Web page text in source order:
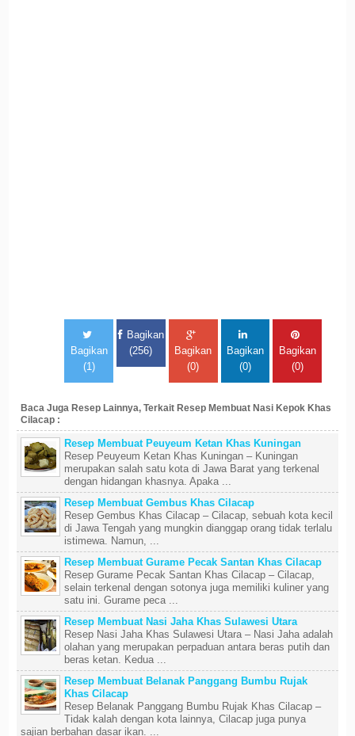
Bagikan
(1)
Bagikan
(256)
Bagikan
(0)
Bagikan
(0)
Bagikan
(0)
Baca Juga Resep Lainnya, Terkait Resep Membuat Nasi Kepok Khas
Cilacap :
Resep Membuat Peuyeum Ketan Khas Kuningan
Resep Peuyeum Ketan Khas Kuningan – Kuningan
merupakan salah satu kota di Jawa Barat yang terkenal
dengan hidangan khasnya. Apaka ...
Resep Membuat Gembus Khas Cilacap
Resep Gembus Khas Cilacap – Cilacap, sebuah kota kecil
di Jawa Tengah yang mungkin dianggap orang tidak terlalu
istimewa. Namun, ...
Resep Membuat Gurame Pecak Santan Khas Cilacap
Resep Gurame Pecak Santan Khas Cilacap – Cilacap,
selain terkenal dengan sotonya juga memiliki kuliner yang
satu ini. Gurame peca ...
Resep Membuat Nasi Jaha Khas Sulawesi Utara
Resep Nasi Jaha Khas Sulawesi Utara – Nasi Jaha adalah
olahan yang merupakan perpaduan antara beras putih dan
beras ketan. Kedua ...
Resep Membuat Belanak Panggang Bumbu Rujak
Khas Cilacap
Resep Belanak Panggang Bumbu Rujak Khas Cilacap –
Tidak kalah dengan kota lainnya, Cilacap juga punya
sajian berbahan dasar ikan. ...